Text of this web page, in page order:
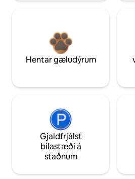
Hentar gæludýrum
Gjaldfrjálst
bílastæði á
staðnum